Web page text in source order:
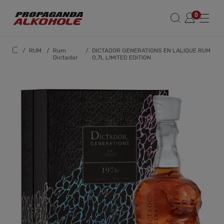
/ RUM / Rum
Dictador
/ DICTADOR GENERATIONS EN LALIQUE RUM
0,7L LIMITED EDITION